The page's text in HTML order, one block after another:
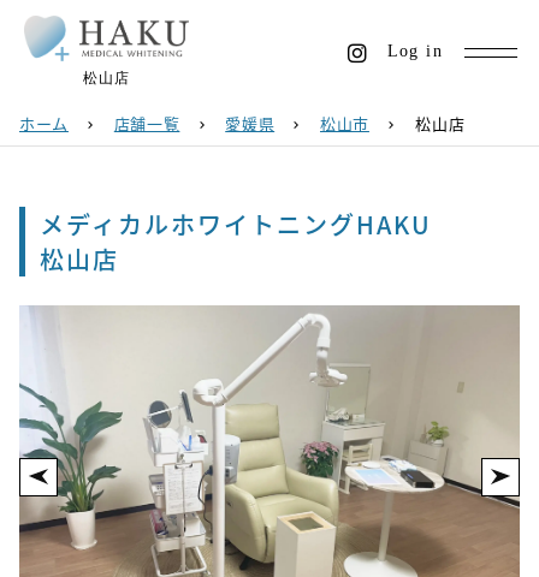
松山店
Log in
ホーム chevron_right 店舗一覧 chevron_right 愛媛県 chevron_right 松山市 chevron_right 松山店
メディカルホワイトニングHAKU
松山店